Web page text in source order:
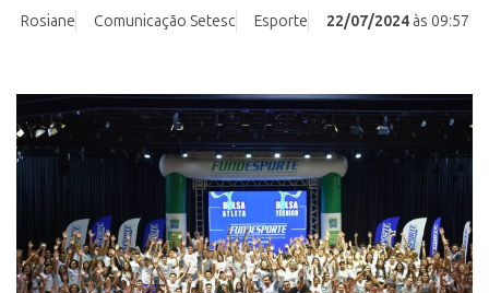
Rosiane Comunicação Setesc Esporte 22/07/2024às 09:57